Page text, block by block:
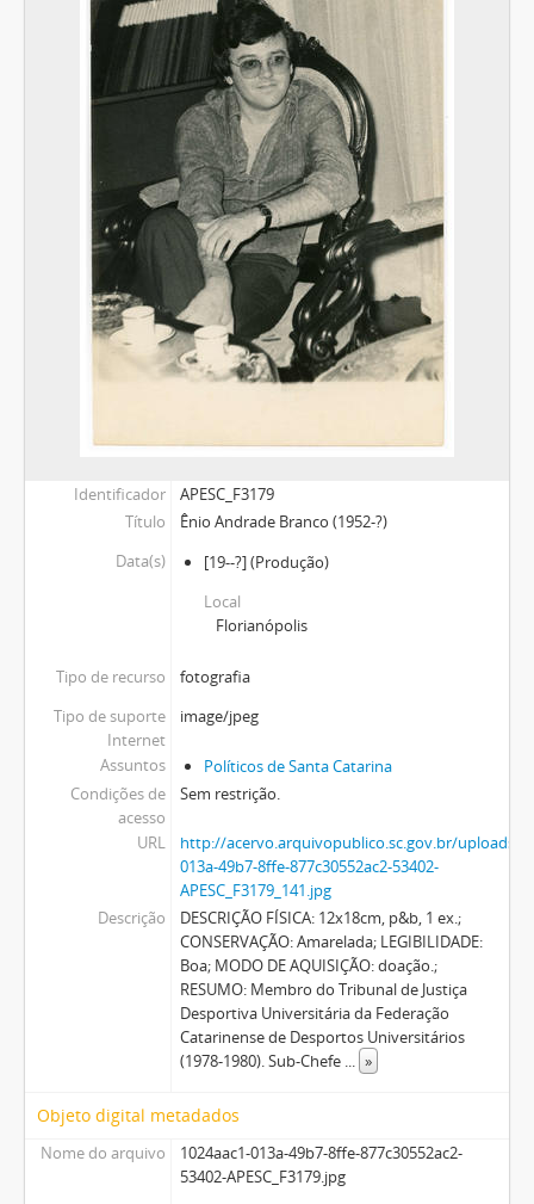
Identificador
APESC_F3179
Título
Ênio Andrade Branco (1952-?)
Data(s)
[19--?](Produção)
Local
Florianópolis
Tipo de recurso
fotografia
Tipo de suporte
Internet
image/jpeg
Assuntos
Políticos de Santa Catarina
Condições de
acesso
Sem restrição.
URL
http://acervo.arquivopublico.sc.gov.br/uploads/r/
013a-49b7-8ffe-877c30552ac2-53402-
APESC_F3179_141.jpg
Descrição
DESCRIÇÃO FÍSICA: 12x18cm, p&b, 1 ex.;
CONSERVAÇÃO: Amarelada; LEGIBILIDADE:
Boa; MODO DE AQUISIÇÃO: doação.;
RESUMO: Membro do Tribunal de Justiça
Desportiva Universitária da Federação
Catarinense de Desportos Universitários
(1978-1980). Sub-Chefe ... »
Objeto digital metadados
Nome do arquivo
1024aac1-013a-49b7-8ffe-877c30552ac2-
53402-APESC_F3179.jpg